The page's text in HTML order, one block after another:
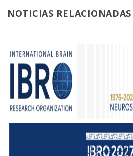
NOTICIAS RELACIONADAS